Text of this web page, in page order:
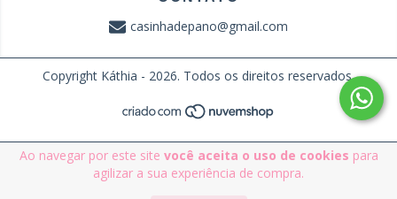
Ao navegar por este site você aceita o uso de cookies para
agilizar a sua experiência de compra.
casinhadepano@gmail.com
Copyright Káthia - 2026. Todos os direitos reservados.